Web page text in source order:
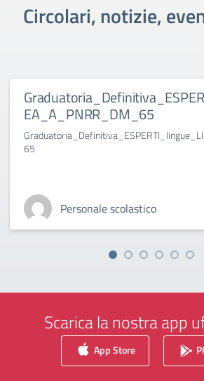
Circolari, notizie,
EA_A_PNRR_DM_65
65
Personale scolastico
Scarica la nostra app
App Store